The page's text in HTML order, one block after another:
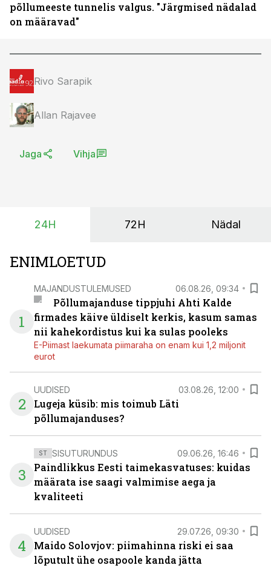
põllumeeste tunnelis valgus. "Järgmised nädalad
on määravad"
Rivo Sarapik
Allan Rajavee
Jaga Vihja
24H 72H Nädal
ENIMLOETUD
1
MAJANDUSTULEMUSED 06.08.26, 09:34
Põllumajanduse tippjuhi Ahti Kalde
firmades käive üldiselt kerkis, kasum samas
nii kahekordistus kui ka sulas pooleks
E-Piimast laekumata piimaraha on enam kui 1,2 miljonit
eurot
2
UUDISED 03.08.26, 12:00
Lugeja küsib: mis toimub Läti
põllumajanduses?
3
ST SISUTURUNDUS 09.06.26, 16:46
Paindlikkus Eesti taimekasvatuses: kuidas
määrata ise saagi valmimise aega ja
kvaliteeti
4
UUDISED 29.07.26, 09:30
Maido Solovjov: piimahinna riski ei saa
lõputult ühe osapoole kanda jätta